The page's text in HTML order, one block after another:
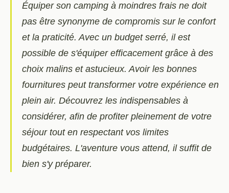
Équiper son camping à moindres frais ne doit
pas être synonyme de compromis sur le confort
et la praticité. Avec un budget serré, il est
possible de s'équiper efficacement grâce à des
choix malins et astucieux. Avoir les bonnes
fournitures peut transformer votre expérience en
plein air. Découvrez les indispensables à
considérer, afin de profiter pleinement de votre
séjour tout en respectant vos limites
budgétaires. L'aventure vous attend, il suffit de
bien s'y préparer.